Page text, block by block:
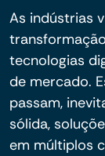
As indústrias
tecnologias
de mercado.
passam,
sólida,
em múltiplos